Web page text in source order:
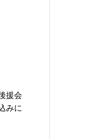
援会
みに